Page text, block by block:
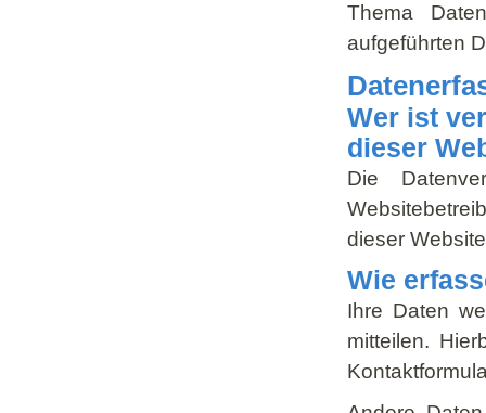
Thema
aufgeführten
Wer ist
dieser
Die
dieser
Wie
Ihre Daten
mitteilen.